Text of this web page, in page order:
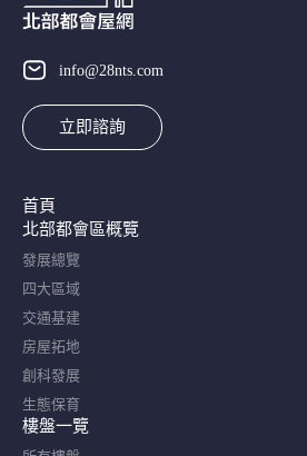
info@28nts.com
立即諮詢
首頁
北部都會區概覽​
發展總覽
四大區域
交通基建
房屋拓地
創科發展
生態保育
樓盤一覽